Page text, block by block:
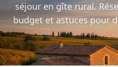
séjour en gîte rural.
budget et astuces pour